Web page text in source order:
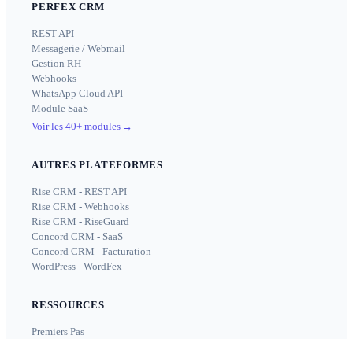
PERFEX CRM
REST API
Messagerie / Webmail
Gestion RH
Webhooks
WhatsApp Cloud API
Module SaaS
Voir les 40+ modules →
AUTRES PLATEFORMES
Rise CRM - REST API
Rise CRM - Webhooks
Rise CRM - RiseGuard
Concord CRM - SaaS
Concord CRM - Facturation
WordPress - WordFex
RESSOURCES
Premiers Pas